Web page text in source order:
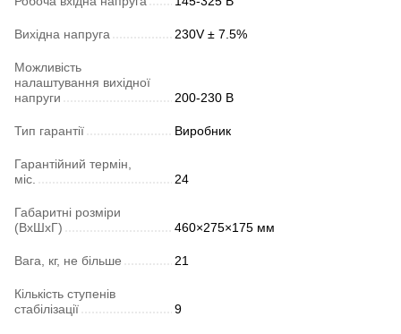
Вихідна напруга 230V ± 7.5%
Можливість
налаштування вихідної
напруги
200-230 В
Тип гарантії Виробник
Гарантійний термін,
міс.
24
Габаритні розміри
(ВхШхГ)
460×275×175 мм
Вага, кг, не більше 21
Кількість ступенів
стабілізації
9